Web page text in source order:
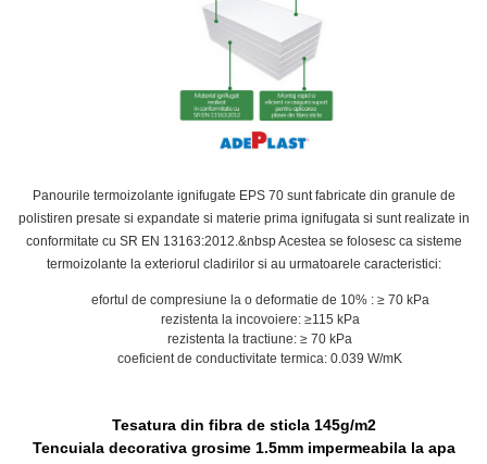
Panourile termoizolante ignifugate EPS 70 sunt fabricate din granule de
polistiren presate si expandate si materie prima ignifugata si sunt realizate in
conformitate cu SR EN 13163:2012.&nbsp Acestea se folosesc ca sisteme
termoizolante la exteriorul cladirilor si au urmatoarele caracteristici:
efortul de compresiune la o deformatie de 10% : ≥ 70 kPa
rezistenta la incovoiere: ≥115 kPa
rezistenta la tractiune: ≥ 70 kPa
coeficient de conductivitate termica: 0.039 W/mK
Tesatura din fibra de sticla 145g/m2
Tencuiala decorativa grosime 1.5mm impermeabila la apa